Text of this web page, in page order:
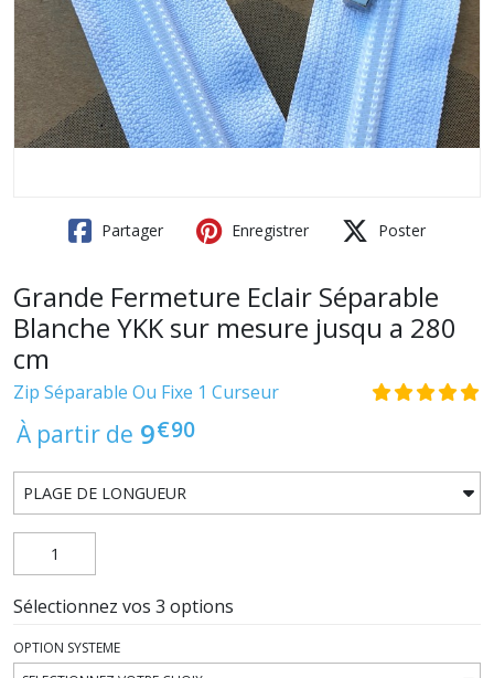
Partager Enregistrer Poster
Grande Fermeture Eclair Séparable
Blanche YKK sur mesure jusqu a 280
cm
Zip Séparable Ou Fixe 1 Curseur
À partir de 9€90
Sélectionnez vos 3 options
OPTION SYSTEME